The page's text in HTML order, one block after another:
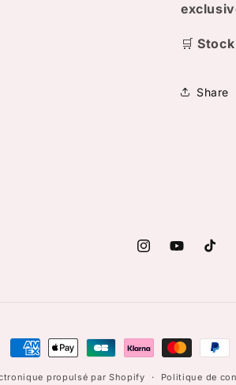
🛒
Share
InstagramYouTubeTikTok
Moyens
de
propulsé par Shopify Politique de